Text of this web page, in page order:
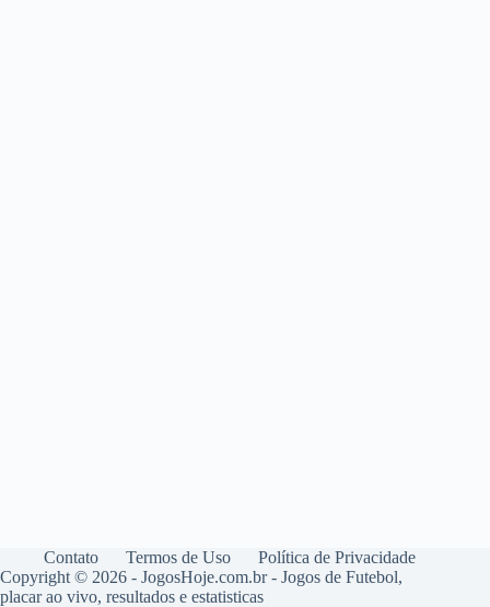
Contato Termos de Uso
Política de Privacidade
Copyright © 2026 - JogosHoje.com.br - Jogos de Futebol,
placar ao vivo, resultados e estatisticas